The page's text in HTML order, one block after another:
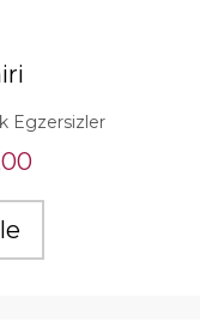
Egzersizler